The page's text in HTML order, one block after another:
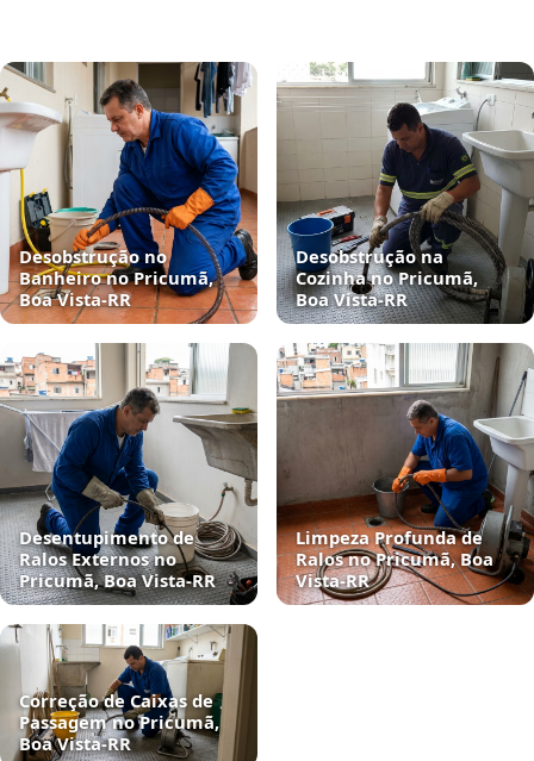
Desobstrução no
Banheiro no Pricumã,
Boa Vista‑RR
Desobstrução na
Cozinha no Pricumã,
Boa Vista‑RR
Desentupimento de
Ralos Externos no
Pricumã, Boa Vista‑RR
Limpeza Profunda de
Ralos no Pricumã, Boa
Vista‑RR
Correção de Caixas de
Passagem no Pricumã,
Boa Vista‑RR